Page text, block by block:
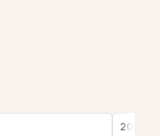
2026年